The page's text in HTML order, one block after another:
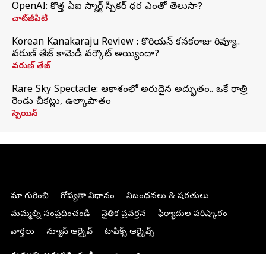
OpenAI: కొత్త ఏఐ స్మార్ట్ స్పీకర్ ధర ఎంతో తెలుసా?
చాట్‌జీపీటీ
Korean Kanakaraju Review : కొరియన్ కనకరాజు రివ్యూ..
వరుణ్ తేజ్ కామెడీ వర్కౌట్ అయ్యిందా?
వరుణ్ తేజ్
Rare Sky Spectacle: ఆకాశంలో అరుదైన అద్భుతం.. ఒకే రాత్రి
రెండు చీకట్లు, ఉల్కాపాతం
స్పెయిన్
మా గురించి గోప్యతా విధానం
నిబంధనలు & షరతులు
మమ్మల్ని సంప్రదించండి
నైతిక ప్రవర్తన
ఫిర్యాదుల పరిష్కారం
వార్తలు
న్యూస్ ఆర్కైవ్ టాపిక్స్ ఆర్కైవ్స్